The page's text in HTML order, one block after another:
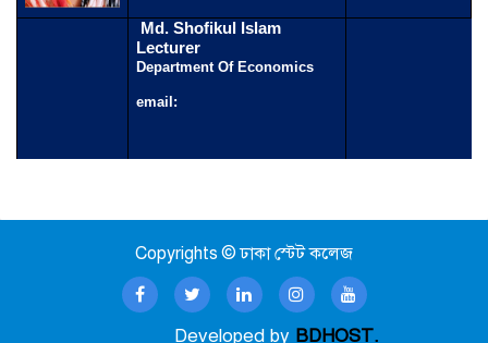
Md. Shofikul Islam
Lecturer
Department Of Economics
email:
Copyrights © ঢাকা স্টেট কলেজ
Developed by BDHOST.